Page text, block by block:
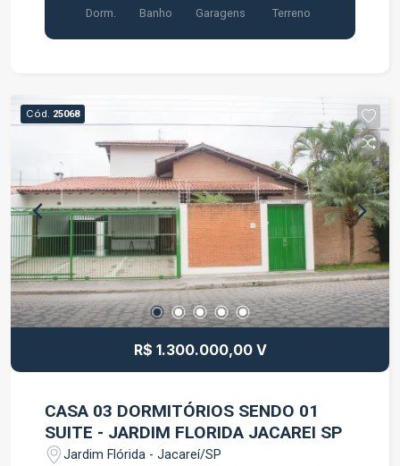
integrados: Sala aconchegante e cozinha prática
Espaço externo: Quintal ideal para pequenos
personalizar Localização estratégica com fácil
acesso às principais vias Agende sua visita e
conheça o seu futuro lar! Entre em contato e
descubra o conforto e praticidade de morar no
Jardim Emília.
Dorm. Banho Garagens Terreno
Cód. 25068
R$ 1.300.000,00 V
CASA 03 DORMITÓRIOS SENDO 01
SUITE - JARDIM FLORIDA JACAREI SP
Jardim Flórida - Jacareí/SP